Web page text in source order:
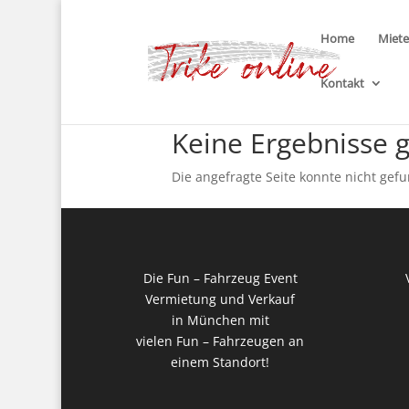
Home
Kontakt
Keine Ergebnisse
Die angefragte Seite konnte nicht
Die Fun – Fahrzeug Event
Vermietung und Verkauf
in München mit
vielen Fun – Fahrzeugen an
einem Standort!